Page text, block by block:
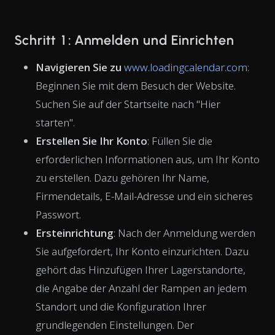
Schritt 1: Anmelden und Einrichten
Navigieren Sie zu www.loadingcalendar.com:
Beginnen Sie mit dem Besuch der Website.
Suchen Sie auf der Startseite nach "Hier
starten".
Erstellen Sie Ihr Konto: Füllen Sie die
erforderlichen Informationen aus, um Ihr Konto
zu erstellen. Dazu gehören Ihr Name,
Firmendetails, E-Mail-Adresse und ein sicheres
Passwort.
Ersteinrichtung: Nach der Anmeldung werden
Sie aufgefordert, Ihr Konto einzurichten. Dazu
gehört das Hinzufügen Ihrer Lagerstandorte,
die Angabe der Anzahl der Rampen an jedem
Standort und die Konfiguration Ihrer
grundlegenden Einstellungen. Der